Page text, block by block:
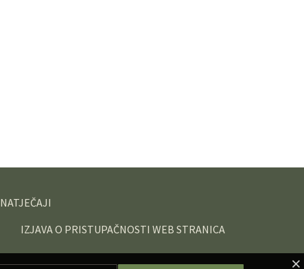
NATJEČAJI
IZJAVA O PRISTUPAČNOSTI WEB STRANICA